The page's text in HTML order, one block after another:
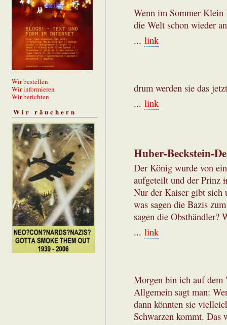
Wir bestellen
Wir informieren
Wir berichten
Wir räuchern
Wenn im Sommer Klein
die Welt schon wieder
... link
drum werden sie das
... link
Huber-Beckstein-
Der König wurde von
aufgeteilt und der Prinz
Nur der Kaiser gibt sich
was sagen die Bazis
sagen die Obsthändler?
... link
Morgen bin ich auf dem
Allgemein sagt man:
dann könnten sie
Schwarzen kommt. Das